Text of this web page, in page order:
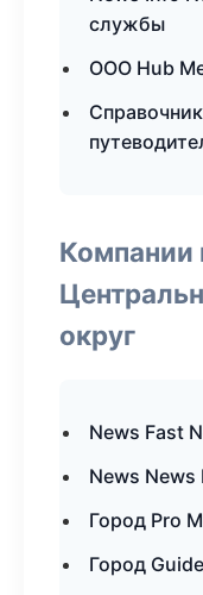
службы
ООО Hub
Компании
округ
News Fast
News
Город Pro
Город